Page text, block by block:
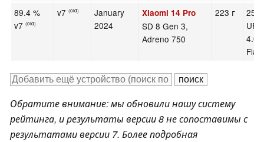
89.4 %
v7(old)
v7(old)
January
2024
Xiaomi 14 Pro
SD 8 Gen 3,
Adreno 750
223 г
256
UFS
4.0
Обратите внимание: мы обновили нашу систему
рейтинга, и результаты версии 8 не сопоставимы с
результатами версии 7. Более подробная